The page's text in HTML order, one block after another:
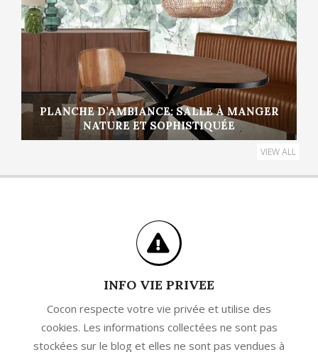
PLANCHE D’AMBIANCE: SALLE À MANGER
NATURE ET SOPHISTIQUÉE
VIEW ALL
INFO VIE PRIVEE
Cocon respecte votre vie privée et utilise des
cookies. Les informations collectées ne sont pas
stockées sur le blog et elles ne sont pas vendues à